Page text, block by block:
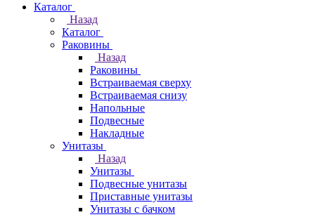
Каталог
Назад
Каталог
Раковины
Назад
Раковины
Встраиваемая сверху
Встраиваемая снизу
Напольные
Подвесные
Накладные
Унитазы
Назад
Унитазы
Подвесные унитазы
Приставные унитазы
Унитазы с бачком